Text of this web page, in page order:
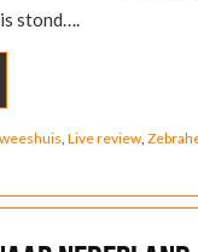
stond….
Live review,